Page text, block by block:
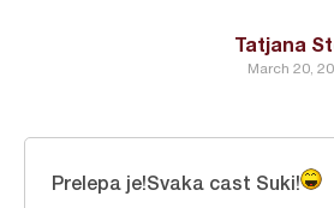
Tatjana
March 20,
Prelepa je!Svaka cast Suki!